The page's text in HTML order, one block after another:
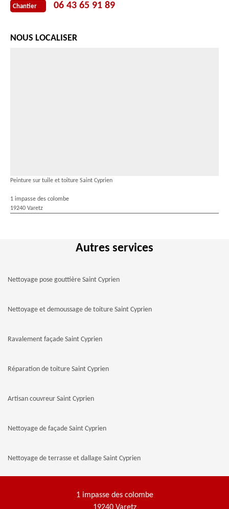
Chantier 06 43 65 91 89
NOUS LOCALISER
Peinture sur tuile et toiture Saint Cyprien
1 impasse des colombe
19240 Varetz
Autres services
Nettoyage pose gouttière Saint Cyprien
Nettoyage et demoussage de toiture Saint Cyprien
Ravalement façade Saint Cyprien
Réparation de toiture Saint Cyprien
Artisan couvreur Saint Cyprien
Nettoyage de façade Saint Cyprien
Nettoyage de terrasse et dallage Saint Cyprien
1 impasse des colombe